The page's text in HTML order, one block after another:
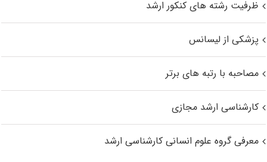
ظرفیت رشته های کنکور ارشد
پزشکی از لیسانس
مصاحبه با رتبه های برتر
کارشناسی ارشد مجازی
معرفی گروه علوم انسانی کارشناسی ارشد